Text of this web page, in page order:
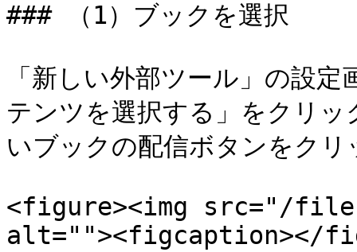
### （1）ブックを選択
「新しい外部ツール」の設
テンツを選択する」をクリ
いブックの配信ボタンをクリ
<figure><img src="/
alt=""><figcaption></